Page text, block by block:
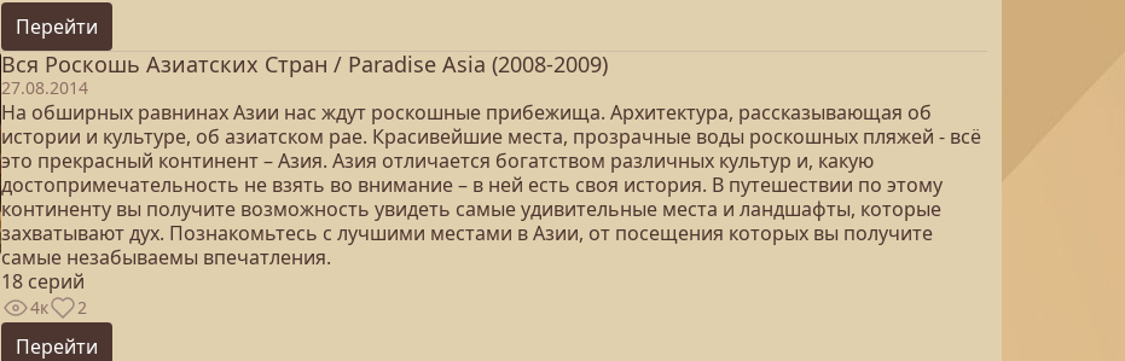
Перейти
Вся Роскошь Азиатских Стран / Paradise Asia (2008-2009)
27.08.2014
На обширных равнинах Азии нас ждут роскошные прибежища. Архитектура, рассказывающая об
истории и культуре, об азиатском рае. Красивейшие места, прозрачные воды роскошных пляжей - всё
это прекрасный континент – Азия. Азия отличается богатством различных культур и, какую
достопримечательность не взять во внимание – в ней есть своя история. В путешествии по этому
континенту вы получите возможность увидеть самые удивительные места и ландшафты, которые
захватывают дух. Познакомьтесь с лучшими местами в Азии, от посещения которых вы получите
самые незабываемы впечатления.
18 серий
4к 2
Перейти